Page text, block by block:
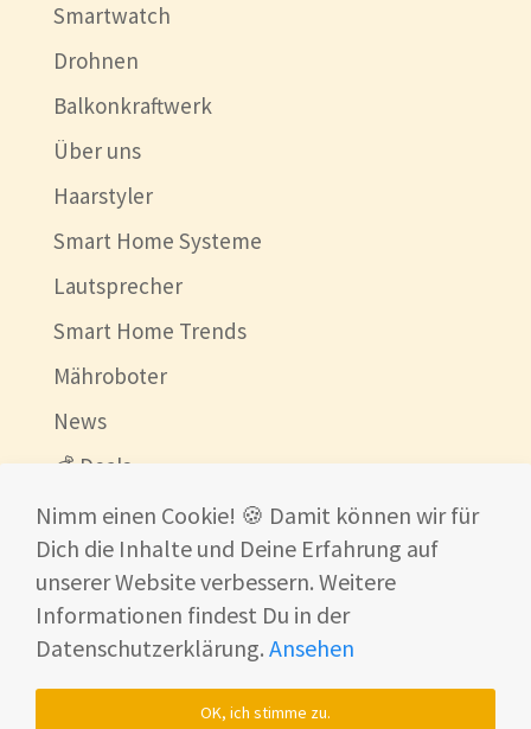
Smartwatch
Drohnen
Balkonkraftwerk
Über uns
Haarstyler
Smart Home Systeme
Lautsprecher
Smart Home Trends
Mähroboter
News
💰 Deals
Beste China Shops
Ultraschallreinigungsgerät
© 2026
www.shf-development.renaissance-ventures.com
Impressum
Datenschutzerklärung
Nimm einen Cookie! 🍪 Damit können wir für
Dich die Inhalte und Deine Erfahrung auf
unserer Website verbessern. Weitere
Informationen findest Du in der
Datenschutzerklärung. Ansehen
OK, ich stimme zu.